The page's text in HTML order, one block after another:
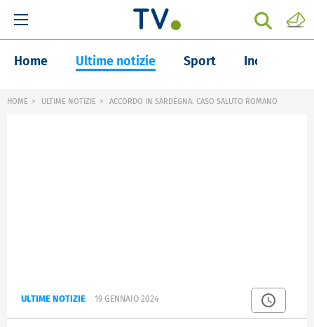
Home Ultime notizie Sport Inchieste
HOME ULTIME NOTIZIE ACCORDO IN SARDEGNA. CASO SALUTO ROMANO
ULTIME NOTIZIE 19 GENNAIO 2024